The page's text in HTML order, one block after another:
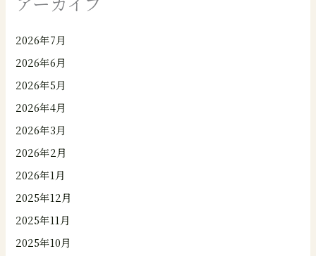
2026年7月
2026年6月
2026年5月
2026年4月
2026年3月
2026年2月
2026年1月
2025年12月
2025年11月
2025年10月